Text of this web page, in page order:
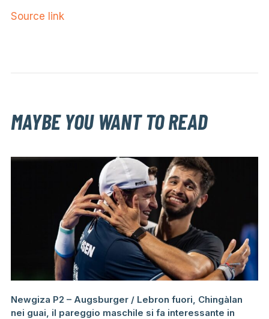
Source link
MAYBE YOU WANT TO READ
Newgiza P2 – Augsburger / Lebron fuori, Chingàlan
nei guai, il pareggio maschile si fa interessante in